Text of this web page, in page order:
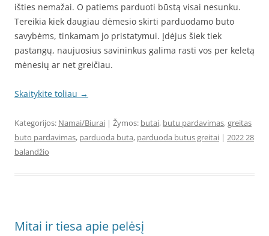
išties nemažai. O patiems parduoti būstą visai nesunku.
Tereikia kiek daugiau dėmesio skirti parduodamo buto
savybėms, tinkamam jo pristatymui. Įdėjus šiek tiek
pastangų, naujuosius savininkus galima rasti vos per keletą
mėnesių ar net greičiau.
Skaitykite toliau →
Kategorijos: Namai/Biurai | Žymos: butai, butu pardavimas,greitas
buto pardavimas, parduoda buta, parduoda butus greitai | 2022 28
balandžio
Mitai ir tiesa apie pelėsį